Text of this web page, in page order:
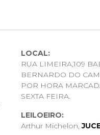
LOCAL:
RUA LIMEIRA,109
BERNARDO DO
POR HORA
SEXTA FEIRA.
LEILOEIRO:
Arthur Michelon,